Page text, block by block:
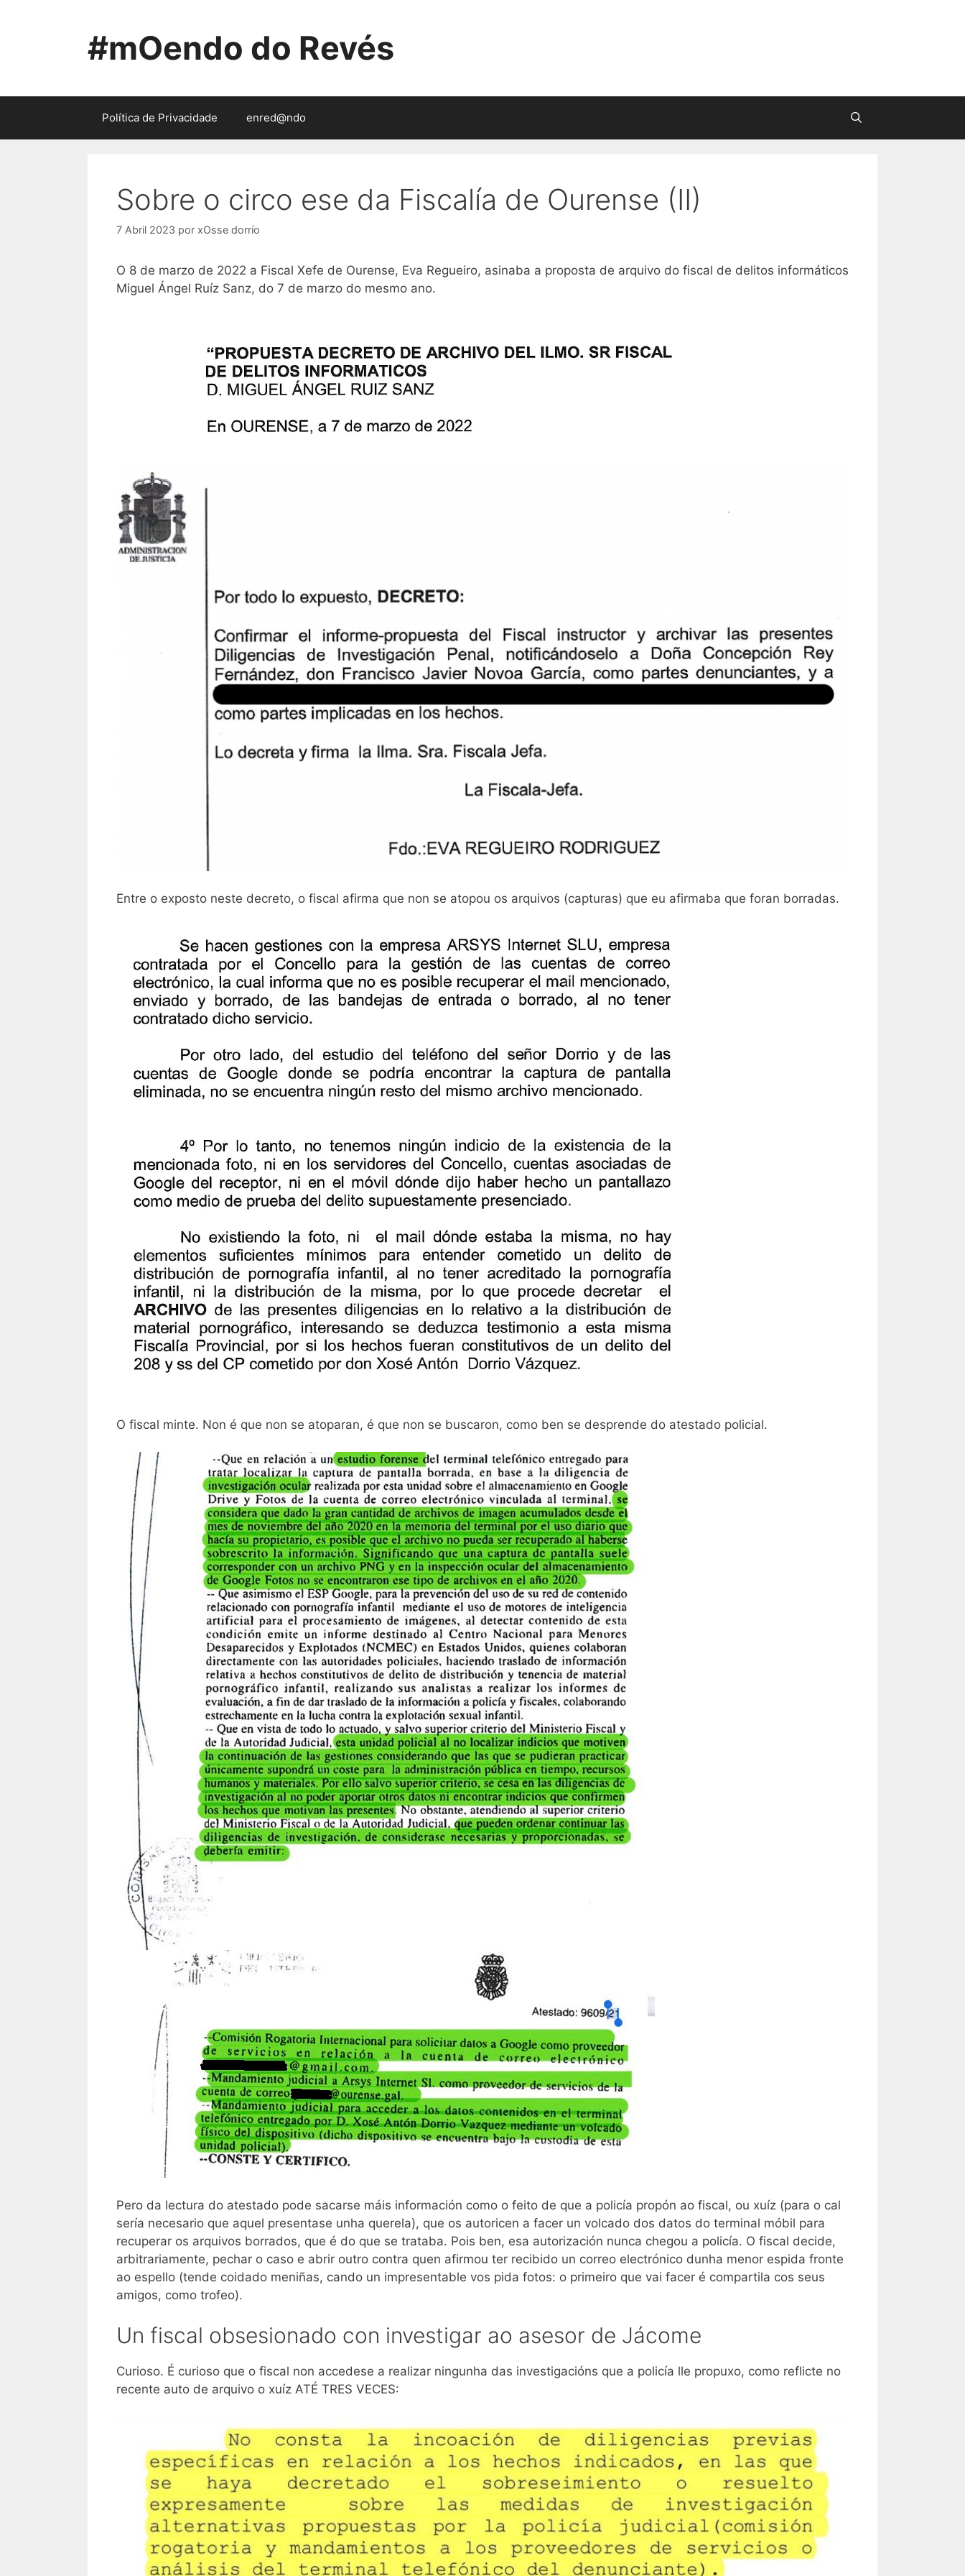
#mOendo do Revés
Política de Privacidade enred@ndo
Sobre o circo ese da Fiscalía de Ourense (II)
7 Abril 2023 por xOsse dorrío
O 8 de marzo de 2022 a Fiscal Xefe de Ourense, Eva Regueiro, asinaba a proposta de arquivo do fiscal de delitos informáticos
Miguel Ángel Ruíz Sanz, do 7 de marzo do mesmo ano.
Entre o exposto neste decreto, o fiscal afirma que non se atopou os arquivos (capturas) que eu afirmaba que foran borradas.
O fiscal minte. Non é que non se atoparan, é que non se buscaron, como ben se desprende do atestado policial.
Pero da lectura do atestado pode sacarse máis información como o feito de que a policía propón ao fiscal, ou xuíz (para o cal
sería necesario que aquel presentase unha querela), que os autoricen a facer un volcado dos datos do terminal móbil para
recuperar os arquivos borrados, que é do que se trataba. Pois ben, esa autorización nunca chegou a policía. O fiscal decide,
arbitrariamente, pechar o caso e abrir outro contra quen afirmou ter recibido un correo electrónico dunha menor espida fronte
ao espello (tende coidado meniñas, cando un impresentable vos pida fotos: o primeiro que vai facer é compartila cos seus
amigos, como trofeo).
Un fiscal obsesionado con investigar ao asesor de Jácome
Curioso. É curioso que o fiscal non accedese a realizar ningunha das investigacións que a policía lle propuxo, como reflicte no
recente auto de arquivo o xuíz ATÉ TRES VECES: